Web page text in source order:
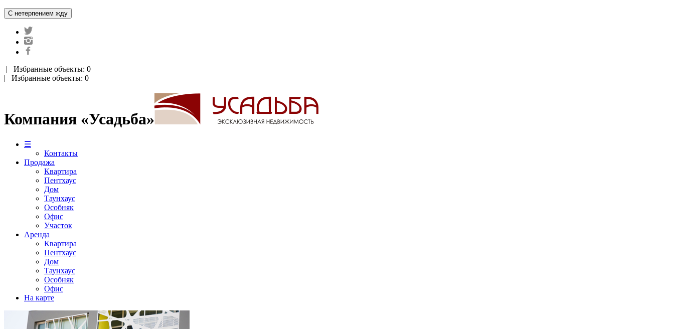
| Избранные объекты: 0
| Избранные объекты: 0
Компания «Усадьба»
☰
Контакты
Продажа
Квартира
Пентхаус
Дом
Таунхаус
Особняк
Офис
Участок
Аренда
Квартира
Пентхаус
Дом
Таунхаус
Особняк
Офис
На карте